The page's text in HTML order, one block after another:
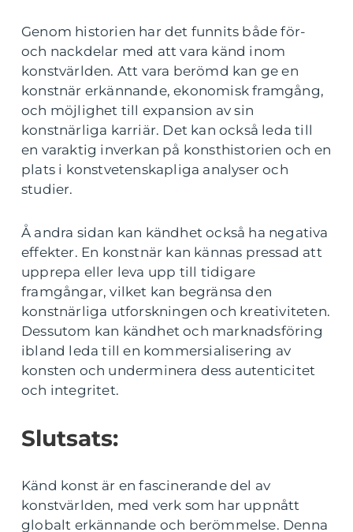
Genom historien har det funnits både för-
och nackdelar med att vara känd inom
konstvärlden. Att vara berömd kan ge en
konstnär erkännande, ekonomisk framgång,
och möjlighet till expansion av sin
konstnärliga karriär. Det kan också leda till
en varaktig inverkan på konsthistorien och en
plats i konstvetenskapliga analyser och
studier.
Å andra sidan kan kändhet också ha negativa
effekter. En konstnär kan kännas pressad att
upprepa eller leva upp till tidigare
framgångar, vilket kan begränsa den
konstnärliga utforskningen och kreativiteten.
Dessutom kan kändhet och marknadsföring
ibland leda till en kommersialisering av
konsten och underminera dess autenticitet
och integritet.
Slutsats:
Känd konst är en fascinerande del av
konstvärlden, med verk som har uppnått
globalt erkännande och berömmelse. Denna